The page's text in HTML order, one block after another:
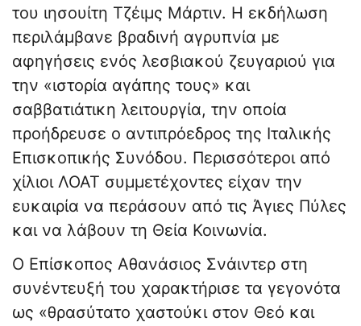
του ιησουίτη Τζέιμς Μάρτιν. Η εκδήλωση
περιλάμβανε βραδινή αγρυπνία με
αφηγήσεις ενός λεσβιακού ζευγαριού για
την «ιστορία αγάπης τους» και
σαββατιάτικη λειτουργία, την οποία
προήδρευσε ο αντιπρόεδρος της Ιταλικής
Επισκοπικής Συνόδου. Περισσότεροι από
χίλιοι ΛΟΑΤ συμμετέχοντες είχαν την
ευκαιρία να περάσουν από τις Άγιες Πύλες
και να λάβουν τη Θεία Κοινωνία.
Ο Επίσκοπος Αθανάσιος Σνάιντερ στη
συνέντευξή του χαρακτήρισε τα γεγονότα
ως «θρασύτατο χαστούκι στον Θεό και